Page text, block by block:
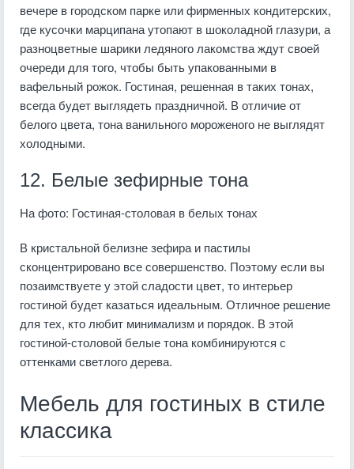
вечере в городском парке или фирменных кондитерских,
где кусочки марципана утопают в шоколадной глазури, а
разноцветные шарики ледяного лакомства ждут своей
очереди для того, чтобы быть упакованными в
вафельный рожок. Гостиная, решенная в таких тонах,
всегда будет выглядеть праздничной. В отличие от
белого цвета, тона ванильного мороженого не выглядят
холодными.
12. Белые зефирные тона
На фото: Гостиная-столовая в белых тонах
В кристальной белизне зефира и пастилы
сконцентрировано все совершенство. Поэтому если вы
позаимствуете у этой сладости цвет, то интерьер
гостиной будет казаться идеальным. Отличное решение
для тех, кто любит минимализм и порядок. В этой
гостиной-столовой белые тона комбинируются с
оттенками светлого дерева.
Мебель для гостиных в стиле
классика